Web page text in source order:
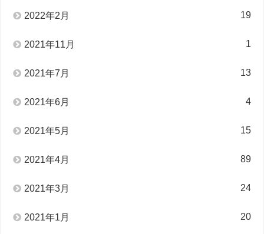
2022年2月 19
2021年11月 1
2021年7月 13
2021年6月 4
2021年5月 15
2021年4月 89
2021年3月 24
2021年1月 20